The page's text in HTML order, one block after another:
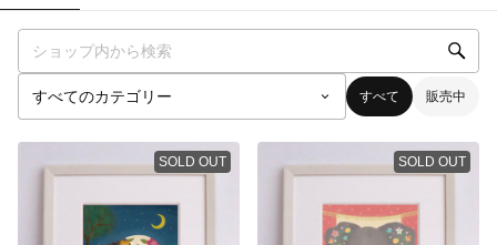
すべて 販売中
SOLD OUT SOLD OUT